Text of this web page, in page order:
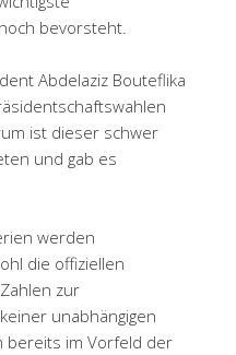
bevorsteht.
Abdelaziz Bouteflika
ist dieser schwer
und gab es
werden
die offiziellen
zur
unabhängigen
bereits im Vorfeld der